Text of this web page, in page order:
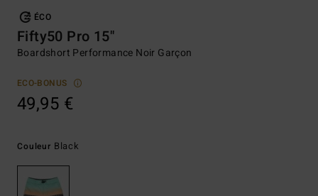
ÉCO
Fifty50 Pro 15"
Boardshort Performance Noir Garçon
ECO-BONUS
49,95 €
Couleur Black